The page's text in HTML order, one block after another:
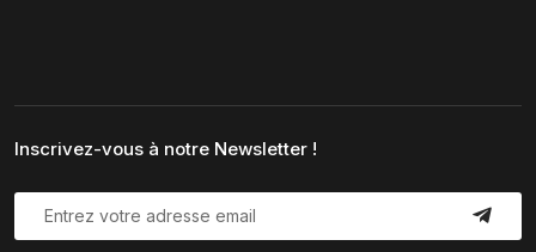
Inscrivez-vous à notre Newsletter !